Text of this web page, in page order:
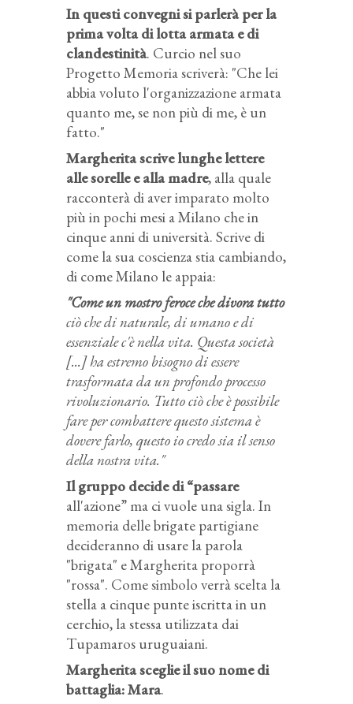
In questi convegni si parlerà per la
prima volta di lotta armata e di
clandestinità. Curcio nel suo
Progetto Memoria scriverà: "Che lei
abbia voluto l'organizzazione armata
quanto me, se non più di me, è un
fatto."
Margherita scrive lunghe lettere
alle sorelle e alla madre, alla quale
racconterà di aver imparato molto
più in pochi mesi a Milano che in
cinque anni di università. Scrive di
come la sua coscienza stia cambiando,
di come Milano le appaia:
"Come un mostro feroce che divora tutto
ciò che di naturale, di umano e di
essenziale c'è nella vita. Questa società
[...] ha estremo bisogno di essere
trasformata da un profondo processo
rivoluzionario. Tutto ciò che è possibile
fare per combattere questo sistema è
dovere farlo, questo io credo sia il senso
della nostra vita."
Il gruppo decide di “passare
all'azione” ma ci vuole una sigla. In
memoria delle brigate partigiane
decideranno di usare la parola
"brigata" e Margherita proporrà
"rossa". Come simbolo verrà scelta la
stella a cinque punte iscritta in un
cerchio, la stessa utilizzata dai
Tupamaros uruguaiani.
Margherita sceglie il suo nome di
battaglia: Mara.